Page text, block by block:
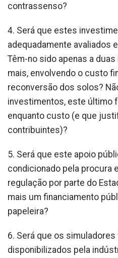
contrassenso?
4. Será que estes
adequadamente avaliados
Têm-no sido apenas a
mais, envolvendo o custo
reconversão dos solos?
investimentos, este último
enquanto custo (e que
contribuintes)?
5. Será que este apoio
condicionado pela procura
regulação por parte do
mais um financiamento
papeleira?
6. Será que os
disponibilizados pela